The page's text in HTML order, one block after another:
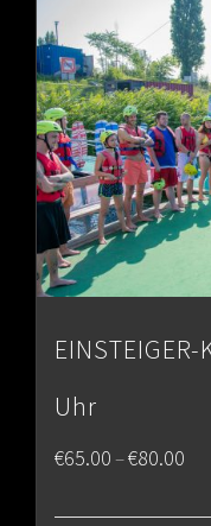
Uhr
€65.00–€80.00